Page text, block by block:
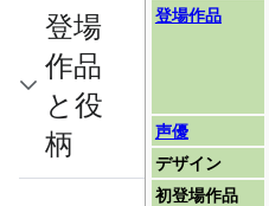
登場作品
声優
デザイン
初登場作品
登場
作品
と役
柄